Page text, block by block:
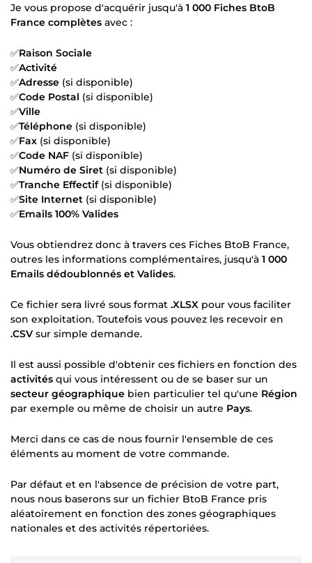
Je vous propose d'acquérir jusqu'à 1 000 Fiches BtoB
France complètes avec :
✅Raison Sociale
✅Activité
✅Adresse (si disponible)
✅Code Postal (si disponible)
✅Ville
✅Téléphone (si disponible)
✅Fax (si disponible)
✅Code NAF (si disponible)
✅Numéro de Siret (si disponible)
✅Tranche Effectif(si disponible)
✅Site Internet (si disponible)
✅Emails 100% Valides
Vous obtiendrez donc à travers ces Fiches BtoB France,
outres les informations complémentaires, jusqu'à 1 000
Emails dédoublonnés et Valides.
Ce fichier sera livré sous format .XLSX pour vous faciliter
son exploitation. Toutefois vous pouvez les recevoir en
.CSV sur simple demande.
Il est aussi possible d'obtenir ces fichiers en fonction des
activités qui vous intéressent ou de se baser sur un
secteur géographique bien particulier tel qu'une Région
par exemple ou même de choisir un autre Pays.
Merci dans ce cas de nous fournir l'ensemble de ces
éléments au moment de votre commande.
Par défaut et en l'absence de précision de votre part,
nous nous baserons sur un fichier BtoB France pris
aléatoirement en fonction des zones géographiques
nationales et des activités répertoriées.